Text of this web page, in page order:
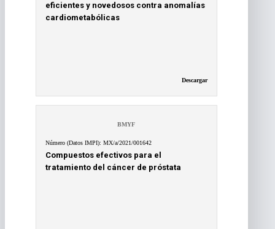
eficientes y novedosos contra anomalías
cardiometabólicas
Descargar
BMYF
Número (Datos IMPI): MX/a/2021/001642
Compuestos efectivos para el
tratamiento del cáncer de próstata